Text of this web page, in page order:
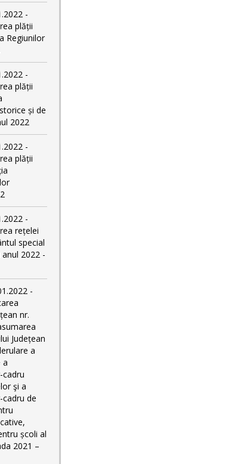
-
plății
Regiunilor
-
plății
și de
2022
-
plății
-
rețelei
special
2022 -
-
nr.
Județean
a
a
şi a
de
școli al
2021 –